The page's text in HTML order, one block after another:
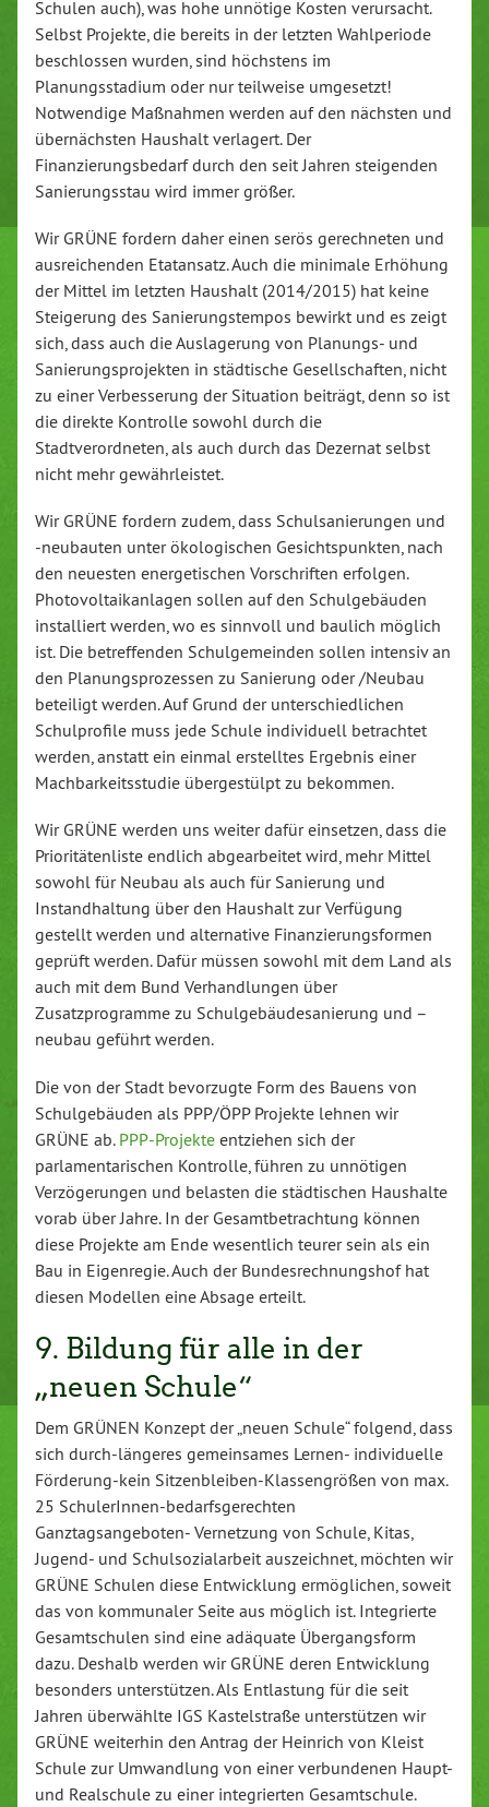
Schulen auch), was hohe unnötige Kosten verursacht.
Selbst Projekte, die bereits in der letzten Wahlperiode
beschlossen wurden, sind höchstens im
Planungsstadium oder nur teilweise umgesetzt!
Notwendige Maßnahmen werden auf den nächsten und
übernächsten Haushalt verlagert. Der
Finanzierungsbedarf durch den seit Jahren steigenden
Sanierungsstau wird immer größer.
Wir GRÜNE fordern daher einen serös gerechneten und
ausreichenden Etatansatz. Auch die minimale Erhöhung
der Mittel im letzten Haushalt (2014/2015) hat keine
Steigerung des Sanierungstempos bewirkt und es zeigt
sich, dass auch die Auslagerung von Planungs- und
Sanierungsprojekten in städtische Gesellschaften, nicht
zu einer Verbesserung der Situation beiträgt, denn so ist
die direkte Kontrolle sowohl durch die
Stadtverordneten, als auch durch das Dezernat selbst
nicht mehr gewährleistet.
Wir GRÜNE fordern zudem, dass Schulsanierungen und
-neubauten unter ökologischen Gesichtspunkten, nach
den neuesten energetischen Vorschriften erfolgen.
Photovoltaikanlagen sollen auf den Schulgebäuden
installiert werden, wo es sinnvoll und baulich möglich
ist. Die betreffenden Schulgemeinden sollen intensiv an
den Planungsprozessen zu Sanierung oder /Neubau
beteiligt werden. Auf Grund der unterschiedlichen
Schulprofile muss jede Schule individuell betrachtet
werden, anstatt ein einmal erstelltes Ergebnis einer
Machbarkeitsstudie übergestülpt zu bekommen.
Wir GRÜNE werden uns weiter dafür einsetzen, dass die
Prioritätenliste endlich abgearbeitet wird, mehr Mittel
sowohl für Neubau als auch für Sanierung und
Instandhaltung über den Haushalt zur Verfügung
gestellt werden und alternative Finanzierungsformen
geprüft werden. Dafür müssen sowohl mit dem Land als
auch mit dem Bund Verhandlungen über
Zusatzprogramme zu Schulgebäudesanierung und –
neubau geführt werden.
Die von der Stadt bevorzugte Form des Bauens von
Schulgebäuden als PPP/ÖPP Projekte lehnen wir
GRÜNE ab. PPP-Projekte entziehen sich der
parlamentarischen Kontrolle, führen zu unnötigen
Verzögerungen und belasten die städtischen Haushalte
vorab über Jahre. In der Gesamtbetrachtung können
diese Projekte am Ende wesentlich teurer sein als ein
Bau in Eigenregie. Auch der Bundesrechnungshof hat
diesen Modellen eine Absage erteilt.
9. Bildung für alle in der
„neuen Schule“
Dem GRÜNEN Konzept der „neuen Schule“ folgend, dass
sich durch-längeres gemeinsames Lernen- individuelle
Förderung-kein Sitzenbleiben-Klassengrößen von max.
25 SchulerInnen-bedarfsgerechten
Ganztagsangeboten- Vernetzung von Schule, Kitas,
Jugend- und Schulsozialarbeit auszeichnet, möchten wir
GRÜNE Schulen diese Entwicklung ermöglichen, soweit
das von kommunaler Seite aus möglich ist. Integrierte
Gesamtschulen sind eine adäquate Übergangsform
dazu. Deshalb werden wir GRÜNE deren Entwicklung
besonders unterstützen. Als Entlastung für die seit
Jahren überwählte IGS Kastelstraße unterstützen wir
GRÜNE weiterhin den Antrag der Heinrich von Kleist
Schule zur Umwandlung von einer verbundenen Haupt-
und Realschule zu einer integrierten Gesamtschule.